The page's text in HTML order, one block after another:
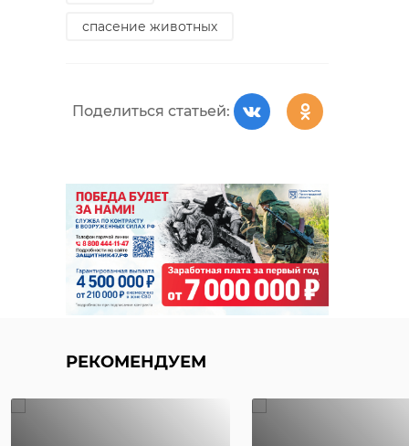
спасение животных
Поделиться статьей:
РЕКОМЕНДУЕМ